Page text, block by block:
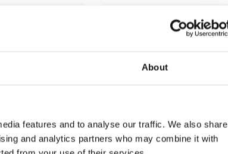
About
features and to analyse our traffic. We also share
and analytics partners who may combine it with